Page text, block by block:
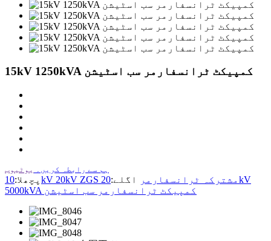
15kV 1250kVA کمپیکٹ ٹرانسفارمر سب اسٹیشن
ہم سے رابطہ کریں۔ یوٹیوب
پچھلا: 10kV 20kV ZGS مشترکہ ٹرانسفارمر اگلے:20kV
5000kVA کمپیکٹ ٹرانسفارمر سب اسٹیشن